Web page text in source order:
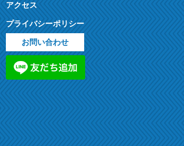
アクセス
プライバシーポリシー
お問い合わせ